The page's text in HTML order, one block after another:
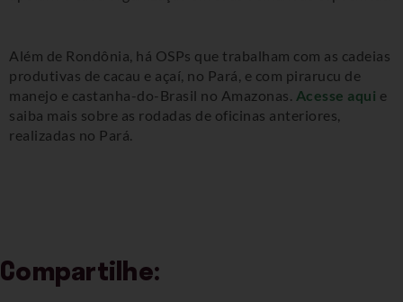
Além de Rondônia, há OSPs que trabalham com as cadeias
produtivas de cacau e açaí, no Pará, e com pirarucu de
manejo e castanha-do-Brasil no Amazonas. Acesse aqui e
saiba mais sobre as rodadas de oficinas anteriores,
realizadas no Pará.
Compartilhe: